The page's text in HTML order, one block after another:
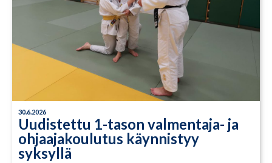
30.6.2026
Uudistettu 1-tason valmentaja- ja
ohjaajakoulutus käynnistyy
syksyllä